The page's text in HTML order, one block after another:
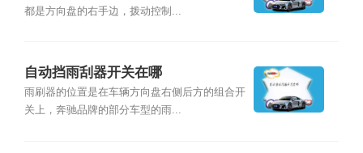
都是方向盘的右手边，拨动控制...
自动挡雨刮器开关在哪
雨刷器的位置是在车辆方向盘右侧后方的组合开
关上，奔驰品牌的部分车型的雨...